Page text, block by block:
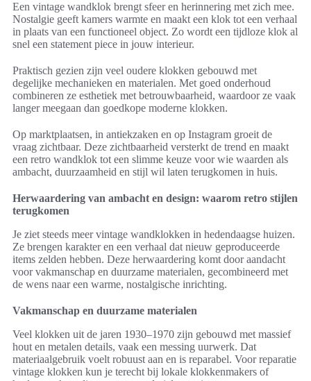
Een vintage wandklok brengt sfeer en herinnering met zich mee.
Nostalgie geeft kamers warmte en maakt een klok tot een verhaal
in plaats van een functioneel object. Zo wordt een tijdloze klok al
snel een statement piece in jouw interieur.
Praktisch gezien zijn veel oudere klokken gebouwd met
degelijke mechanieken en materialen. Met goed onderhoud
combineren ze esthetiek met betrouwbaarheid, waardoor ze vaak
langer meegaan dan goedkope moderne klokken.
Op marktplaatsen, in antiekzaken en op Instagram groeit de
vraag zichtbaar. Deze zichtbaarheid versterkt de trend en maakt
een retro wandklok tot een slimme keuze voor wie waarden als
ambacht, duurzaamheid en stijl wil laten terugkomen in huis.
Herwaardering van ambacht en design: waarom retro stijlen
terugkomen
Je ziet steeds meer vintage wandklokken in hedendaagse huizen.
Ze brengen karakter en een verhaal dat nieuw geproduceerde
items zelden hebben. Deze herwaardering komt door aandacht
voor vakmanschap en duurzame materialen, gecombineerd met
de wens naar een warme, nostalgische inrichting.
Vakmanschap en duurzame materialen
Veel klokken uit de jaren 1930–1970 zijn gebouwd met massief
hout en metalen details, vaak een messing uurwerk. Dat
materiaalgebruik voelt robuust aan en is reparabel. Voor reparatie
vintage klokken kun je terecht bij lokale klokkenmakers of